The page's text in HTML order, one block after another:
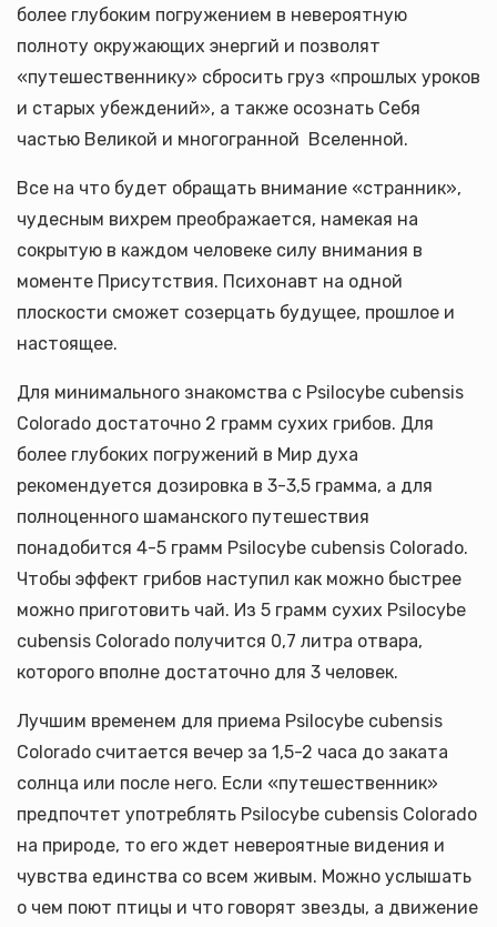
более глубоким погружением в невероятную
полноту окружающих энергий и позволят
«путешественнику» сбросить груз «прошлых уроков
и старых убеждений», а также осознать Себя
частью Великой и многогранной Вселенной.
Все на что будет обращать внимание «странник»,
чудесным вихрем преображается, намекая на
сокрытую в каждом человеке силу внимания в
моменте Присутствия. Психонавт на одной
плоскости сможет созерцать будущее, прошлое и
настоящее.
Для минимального знакомства с Psilocybe cubensis
Colorado достаточно 2 грамм сухих грибов. Для
более глубоких погружений в Мир духа
рекомендуется дозировка в 3-3,5 грамма, а для
полноценного шаманского путешествия
понадобится 4-5 грамм Psilocybe cubensis Colorado.
Чтобы эффект грибов наступил как можно быстрее
можно приготовить чай. Из 5 грамм сухих Psilocybe
cubensis Colorado получится 0,7 литра отвара,
которого вполне достаточно для 3 человек.
Лучшим временем для приема Psilocybe cubensis
Colorado считается вечер за 1,5-2 часа до заката
солнца или после него. Если «путешественник»
предпочтет употреблять Psilocybe cubensis Colorado
на природе, то его ждет невероятные видения и
чувства единства со всем живым. Можно услышать
о чем поют птицы и что говорят звезды, а движение